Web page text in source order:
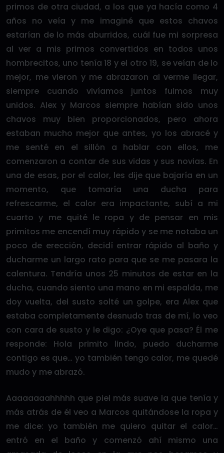
primos de otra ciudad, a los que ya hacía como 4
años no veía y me imaginé que estos chavos
estarían de lo más aburridos, cuál fue mi sorpresa
al ver a mis primos convertidos en todos unos
hombrecitos, uno tenía 18 y el otro 19, se veían de lo
mejor, me vieron y me abrazaron al verme llegar,
siempre cuando vivíamos juntos fuimos muy
unidos. Alex y Marcos siempre habían sido unos
chavos muy bien proporcionados, pero ahora
estaban mucho mejor que antes, yo los abracé y
me senté en el sillón a hablar con ellos, me
comenzaron a contar de sus vidas y sus novias. En
una de esas, por el calor, les dije que bajaría en un
momento, que tomaría una ducha para
refrescarme, el calor era impactante, subí a mi
cuarto y me quité le ropa y de pensar en mis
primitos me encendí muy rápido y se me notaba un
poco de erección, decidí entrar rápido al baño y
ducharme un largo rato para que se me pasara la
calentura. Tendría unos 25 minutos de estar en la
ducha, cuando siento una mano en mi espalda, me
doy vuelta, del susto solté un golpe, era Alex que
estaba completamente desnudo tras de mí, lo veo
con cara de susto y le digo: ¿Oye que pasa? Él me
responde: Hola primito lindo, puedo ducharme
contigo es que… yo también tengo calor, me quedé
mudo y me abrazó.
Aaaaaaaahhhhh que piel más suave la que tenía y
más atrás de él veo a Marcos quitándose la ropa y
me dice: yo también me quiero quitar el calor…
entró en el baño y comenzó ahí mismo una